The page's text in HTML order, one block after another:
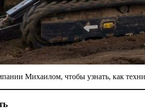
Михаилом, чтобы узнать, как